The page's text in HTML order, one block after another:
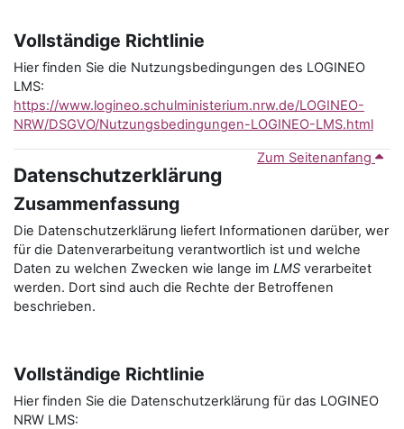
Vollständige Richtlinie
Hier finden Sie die Nutzungsbedingungen des LOGINEO
LMS:
https://www.logineo.schulministerium.nrw.de/LOGINEO-
NRW/DSGVO/Nutzungsbedingungen-LOGINEO-LMS.html
Zum Seitenanfang
Datenschutzerklärung
Zusammenfassung
Die Datenschutzerklärung liefert Informationen darüber, wer
für die Datenverarbeitung verantwortlich ist und welche
Daten zu welchen Zwecken wie lange im LMS verarbeitet
werden. Dort sind auch die Rechte der Betroffenen
beschrieben.
Vollständige Richtlinie
Hier finden Sie die Datenschutzerklärung für das LOGINEO
NRW LMS: